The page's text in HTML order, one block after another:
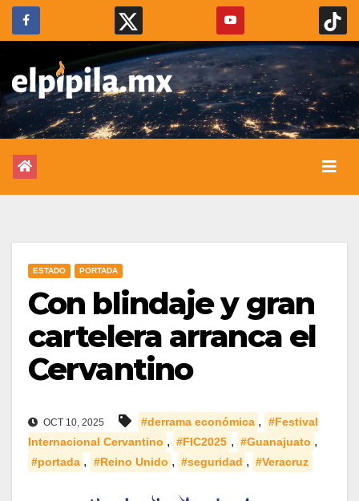
ESTADO PORTADA
Con blindaje y gran
cartelera arranca el
Cervantino
OCT 10, 2025 #derrama económica ,
#Festival
Internacional Cervantino , #FIC2025 , #Guanajuato ,
#portada , #Reino Unido , #seguridad , #Veracruz